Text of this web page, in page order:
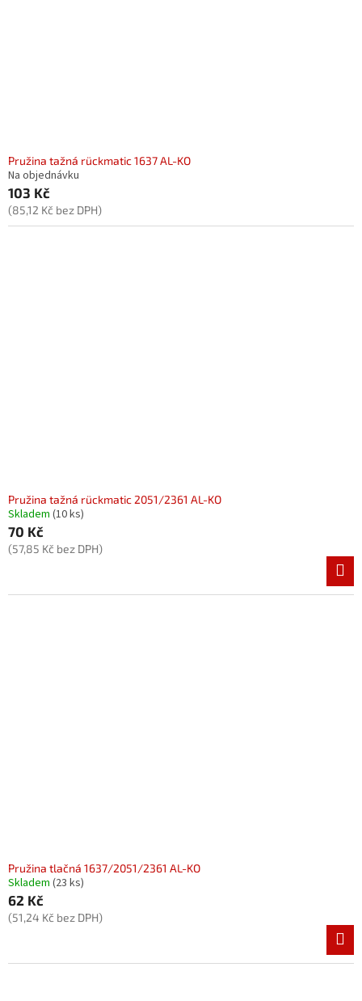
Pružina tažná rückmatic 1637 AL-KO
Na objednávku
103 Kč
(85,12 Kč bez DPH)
Pružina tažná rückmatic 2051/2361 AL-KO
Skladem (10 ks)
70 Kč
(57,85 Kč bez DPH)
Pružina tlačná 1637/2051/2361 AL-KO
Skladem (23 ks)
62 Kč
(51,24 Kč bez DPH)